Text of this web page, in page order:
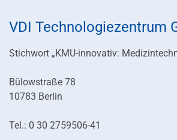
VDI Technologiezentrum
Stichwort „KMU-innovativ:
Bülowstraße 78
10783 Berlin
Tel.: 0 30 2759506-41